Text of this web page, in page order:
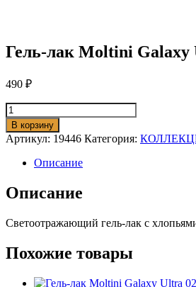
Гель-лак Moltini Galaxy
490 ₽
Количество
товара
Гель-
лак
Moltini
Galaxy
Ultra
008,
ml
В корзину
Артикул: 19446 Категория:
Описание
Описание
Светоотражающий гель-лак с
Похожие товары